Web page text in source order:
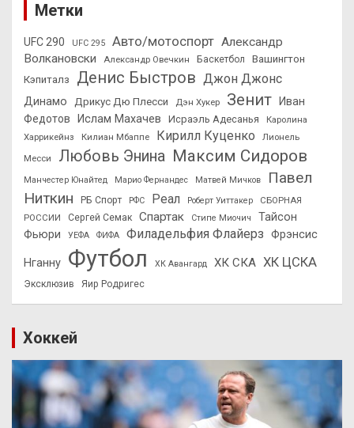
Метки
UFC 290 UFC 295 Авто/мотоспорт Александр
Волкановски
Александр Овечкин Баскетбол
Вашингтон
Кэпиталз
Денис Быстров Джон Джонс
Динамо Дрикус Дю Плесси Дэн Хукер Зенит
Иван
Федотов
Ислам Махачев Исраэль Адесанья
Каролина
Харрикейнз
Килиан Мбаппе Кирилл Куценко
Лионель
Месси
Любовь Энина Максим Сидоров
Манчестер Юнайтед Марио Фернандес Матвей Мичков
Павел
Ниткин
РБ Спорт РФС Реал Роберт Уиттакер
СБОРНАЯ
РОССИИ
Сергей Семак Спартак Стипе Миочич
Тайсон
Фьюри
УЕФА ФИФА Филадельфия Флайерз Фрэнсис
Нганну Футбол ХК Авангард ХК СКА ХК ЦСКА
Эксклюзив Яир Родригес
Хоккей